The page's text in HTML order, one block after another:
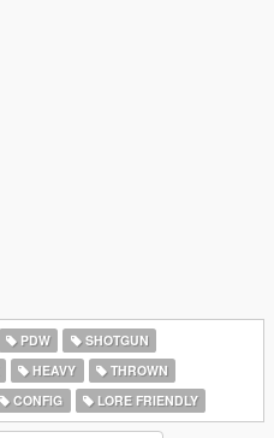
PDW
SHOTGUN
HEAVY
THROWN
CONFIG LORE FRIENDLY